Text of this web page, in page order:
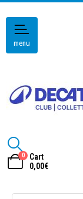
menu
0
Cart
0,00€